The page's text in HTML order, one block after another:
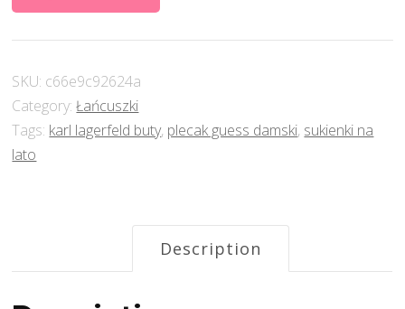
SKU: c66e9c92624a
Category:Łańcuszki
Tags: karl lagerfeld buty, plecak guess damski, sukienki na
lato
Description